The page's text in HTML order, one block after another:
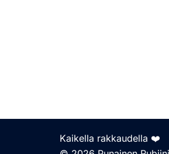
Kaikella rakkaudella ❤️